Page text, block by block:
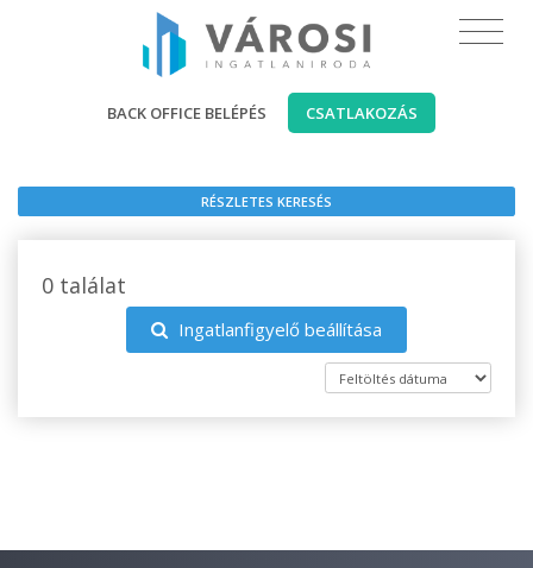
BACK OFFICE BELÉPÉS CSATLAKOZÁS
RÉSZLETES KERESÉS
0 találat
Ingatlanfigyelő beállítása